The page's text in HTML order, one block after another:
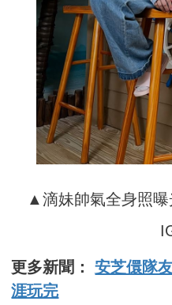
▲滴妹帥氣全身照
更多新聞：安芝儇隊
涯玩完